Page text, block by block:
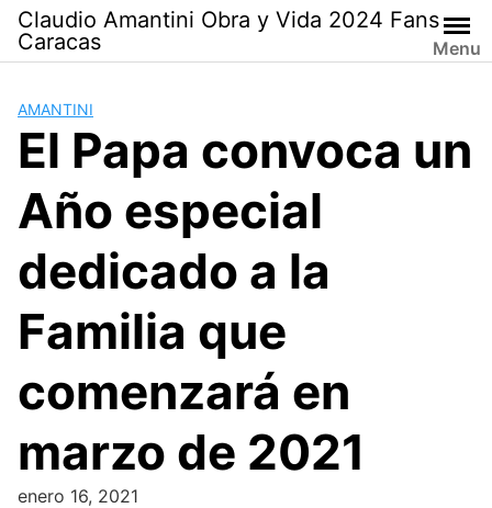
Saltar
contenido
Claudio Amantini Obra y Vida 2024 Fans
Caracas
Menu
AMANTINI
El Papa convoca un
Año especial
dedicado a la
Familia que
comenzará en
marzo de 2021
enero 16, 2021